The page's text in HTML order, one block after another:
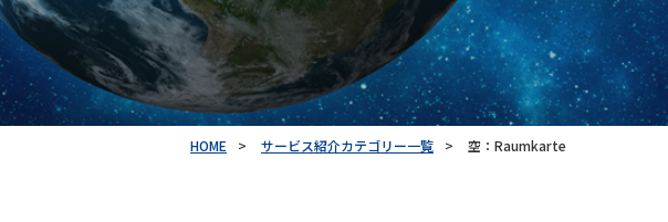
HOME サービス紹介カテゴリー一覧 空：Raumkarte